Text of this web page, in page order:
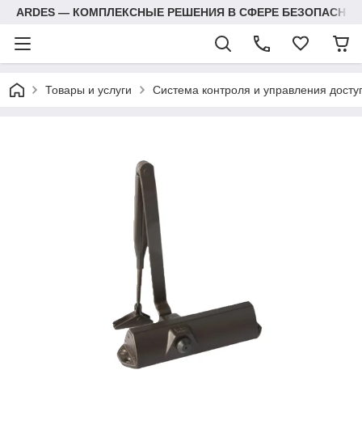
ARDES — КОМПЛЕКСНЫЕ РЕШЕНИЯ В СФЕРЕ
Товары и услуги Система контроля и управления